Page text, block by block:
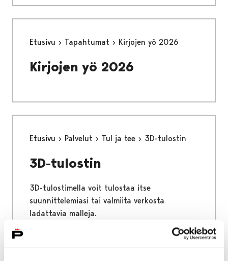
Etusivu Tapahtumat Kirjojen yö 2026
Kirjojen yö 2026
Etusivu Palvelut Tul ja tee 3D-tulostin
3D-tulostin
3D-tulostimella voit tulostaa itse
suunnittelemiasi tai valmiita verkosta
ladattavia malleja.